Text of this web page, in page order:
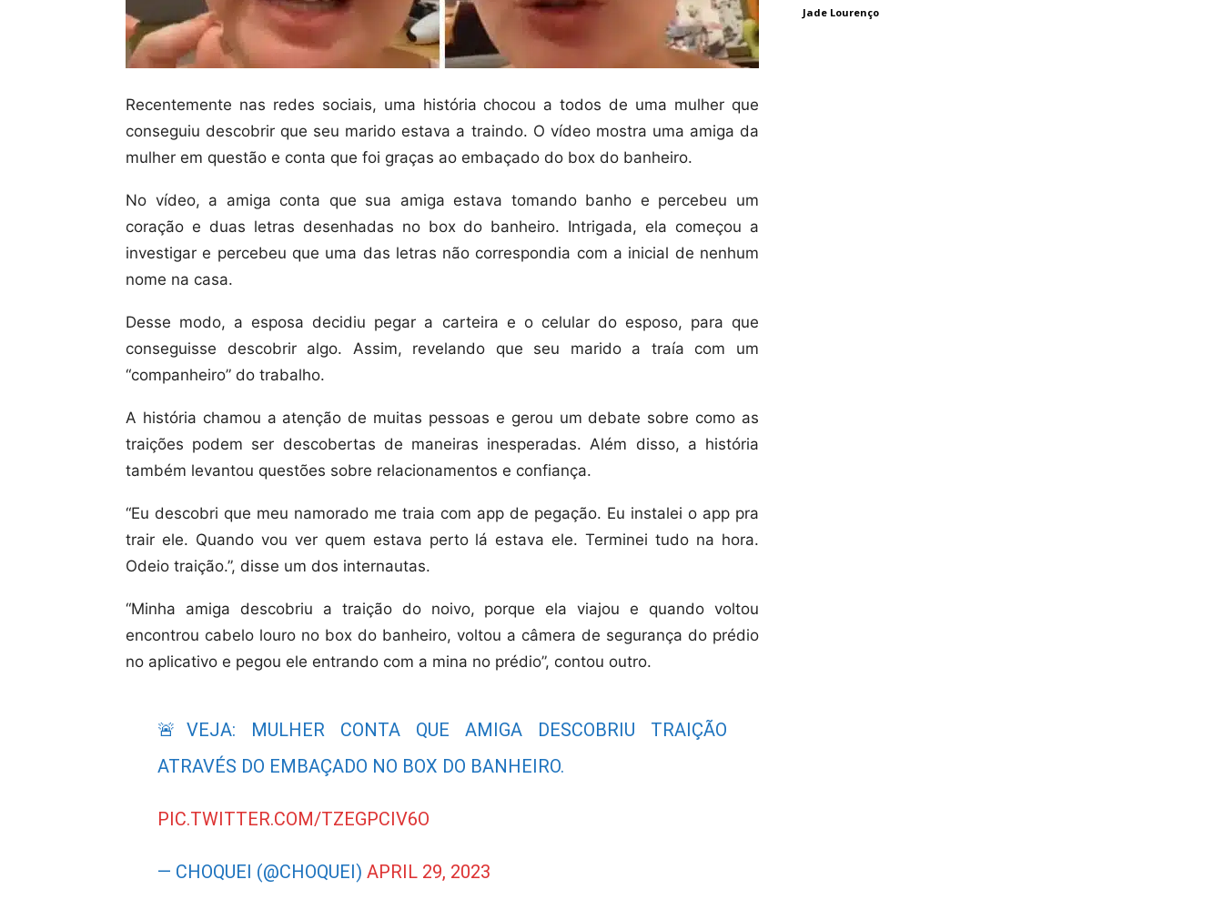
Recentemente nas redes sociais, uma história chocou a todos de uma mulher que
conseguiu descobrir que seu marido estava a traindo. O vídeo mostra uma amiga da
mulher em questão e conta que foi graças ao embaçado do box do banheiro.
No vídeo, a amiga conta que sua amiga estava tomando banho e percebeu um
coração e duas letras desenhadas no box do banheiro. Intrigada, ela começou a
investigar e percebeu que uma das letras não correspondia com a inicial de nenhum
nome na casa.
Desse modo, a esposa decidiu pegar a carteira e o celular do esposo, para que
conseguisse descobrir algo. Assim, revelando que seu marido a traía com um
“companheiro” do trabalho.
A história chamou a atenção de muitas pessoas e gerou um debate sobre como as
traições podem ser descobertas de maneiras inesperadas. Além disso, a história
também levantou questões sobre relacionamentos e confiança.
“Eu descobri que meu namorado me traia com app de pegação. Eu instalei o app pra
trair ele. Quando vou ver quem estava perto lá estava ele. Terminei tudo na hora.
Odeio traição.”, disse um dos internautas.
“Minha amiga descobriu a traição do noivo, porque ela viajou e quando voltou
encontrou cabelo louro no box do banheiro, voltou a câmera de segurança do prédio
no aplicativo e pegou ele entrando com a mina no prédio”, contou outro.
🚨VEJA: MULHER CONTA QUE AMIGA DESCOBRIU TRAIÇÃO
ATRAVÉS DO EMBAÇADO NO BOX DO BANHEIRO.
PIC.TWITTER.COM/TZEGPCIV6O
— CHOQUEI (@CHOQUEI) APRIL 29, 2023
Jade Lourenço